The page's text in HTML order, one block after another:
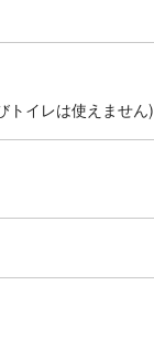
トイレは使えません)